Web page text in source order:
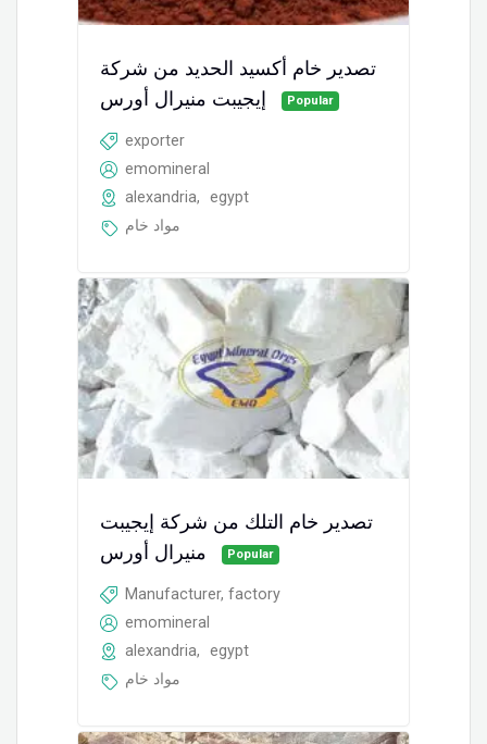
تصدير خام أكسيد الحديد من شركة
إيجيبت منيرال أورس
Popular
exporter
emomineral
alexandria,
egypt
مواد خام
تصدير خام التلك من شركة إيجيبت
منيرال أورس
Popular
Manufacturer, factory
emomineral
alexandria,
egypt
مواد خام